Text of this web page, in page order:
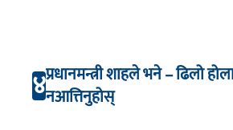
४प्रधानमन्त्री शाहले भने – ढिलो
नआत्तिनुहोस्